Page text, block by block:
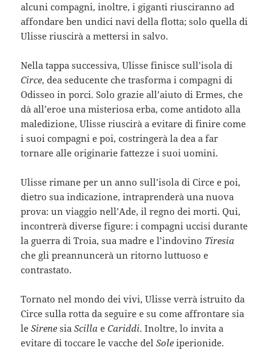
alcuni compagni, inoltre, i giganti riusciranno ad
affondare ben undici navi della flotta; solo quella di
Ulisse riuscirà a mettersi in salvo.
Nella tappa successiva, Ulisse finisce sull’isola di
Circe, dea seducente che trasforma i compagni di
Odisseo in porci. Solo grazie all’aiuto di Ermes, che
dà all’eroe una misteriosa erba, come antidoto alla
maledizione, Ulisse riuscirà a evitare di finire come
i suoi compagni e poi, costringerà la dea a far
tornare alle originarie fattezze i suoi uomini.
Ulisse rimane per un anno sull’isola di Circe e poi,
dietro sua indicazione, intraprenderà una nuova
prova: un viaggio nell’Ade, il regno dei morti. Qui,
incontrerà diverse figure: i compagni uccisi durante
la guerra di Troia, sua madre e l’indovino Tiresia
che gli preannuncerà un ritorno luttuoso e
contrastato.
Tornato nel mondo dei vivi, Ulisse verrà istruito da
Circe sulla rotta da seguire e su come affrontare sia
leSirenesiaScillaeCariddi. Inoltre, lo invita a
evitare di toccare le vacche delSoleiperionide.